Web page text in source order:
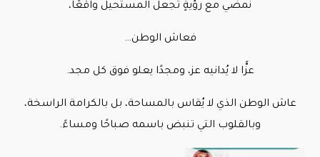
نمضي مع رؤيةٍ تجعل المستحيل واقعًا،
فعاش الوطن…
عزًّا لا يُدانيه عز، ومجدًا يعلو فوق كل مجد.
عاش الوطن الذي لا يُقاس بالمساحة، بل بالكرامة الراسخة،
وبالقلوب التي تنبض باسمه صباحًا ومساءً.